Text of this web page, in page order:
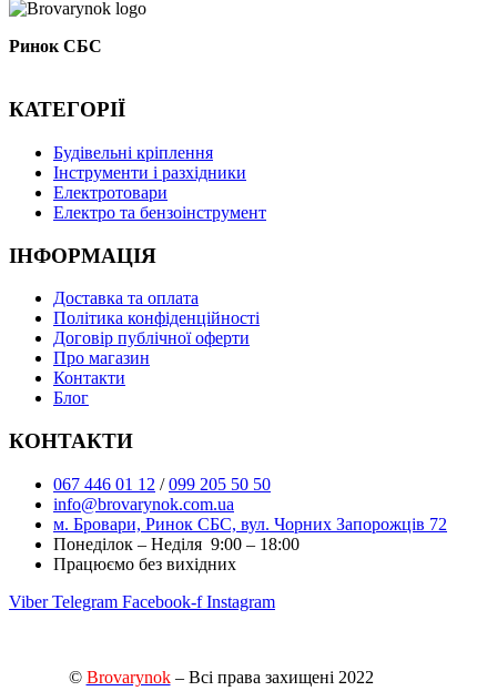
Ринок СБС
КАТЕГОРІЇ
Будівельні кріплення
Інструменти і разхідники
Електротовари
Електро та бензоінструмент
ІНФОРМАЦІЯ
Доставка та оплата
Політика конфіденційності
Договір публічної оферти
Про магазин
Контакти
Блог
КОНТАКТИ
067 446 01 12 /099 205 50 50
info@brovarynok.com.ua
м. Бровари, Ринок СБС, вул. Чорних Запорожців 72
Понеділок – Неділя 9:00 – 18:00
Працюємо без вихідних
Viber Telegram Facebook-f Instagram
© Brovarynok– Всі права захищені 2022